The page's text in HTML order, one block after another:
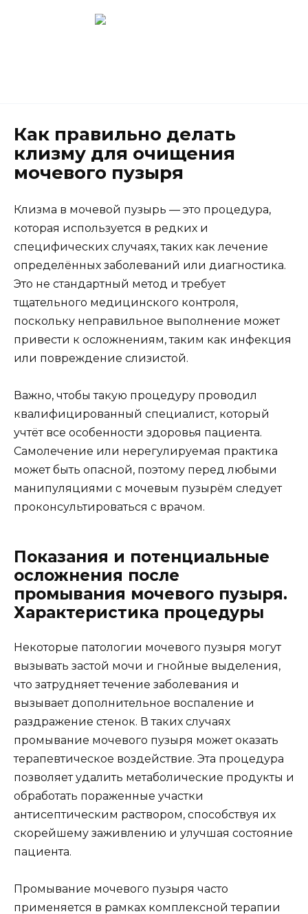
Как правильно делать
клизму для очищения
мочевого пузыря
Клизма в мочевой пузырь — это процедура,
которая используется в редких и
специфических случаях, таких как лечение
определённых заболеваний или диагностика.
Это не стандартный метод и требует
тщательного медицинского контроля,
поскольку неправильное выполнение может
привести к осложнениям, таким как инфекция
или повреждение слизистой.
Важно, чтобы такую процедуру проводил
квалифицированный специалист, который
учтёт все особенности здоровья пациента.
Самолечение или нерегулируемая практика
может быть опасной, поэтому перед любыми
манипуляциями с мочевым пузырём следует
проконсультироваться с врачом.
Показания и потенциальные
осложнения после
промывания мочевого пузыря.
Характеристика процедуры
Некоторые патологии мочевого пузыря могут
вызывать застой мочи и гнойные выделения,
что затрудняет течение заболевания и
вызывает дополнительное воспаление и
раздражение стенок. В таких случаях
промывание мочевого пузыря может оказать
терапевтическое воздействие. Эта процедура
позволяет удалить метаболические продукты и
обработать пораженные участки
антисептическим раствором, способствуя их
скорейшему заживлению и улучшая состояние
пациента.
Промывание мочевого пузыря часто
применяется в рамках комплексной терапии